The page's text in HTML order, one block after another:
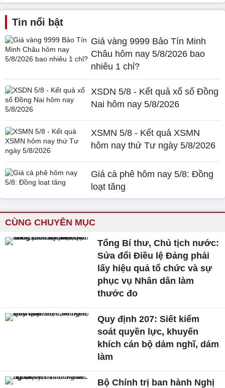
Tin nổi bật
Giá vàng 9999 Bảo Tín Minh
Châu hôm nay 5/8/2026 bao
nhiêu 1 chỉ?
XSDN 5/8 - Kết quả xổ số Đồng
Nai hôm nay 5/8/2026
XSMN 5/8 - Kết quả XSMN
hôm nay thứ Tư ngày 5/8/2026
Giá cà phê hôm nay 5/8: Đồng
loạt tăng
CÙNG CHUYÊN MỤC
Tổng Bí thư, Chủ tịch nước:
Sửa đổi Điều lệ Đảng phải
lấy hiệu quả tổ chức và sự
phục vụ Nhân dân làm
thước đo
Quy định 207: Siết kiểm
soát quyền lực, khuyến
khích cán bộ dám nghĩ, dám
làm
Bộ Chính trị ban hành Nghị